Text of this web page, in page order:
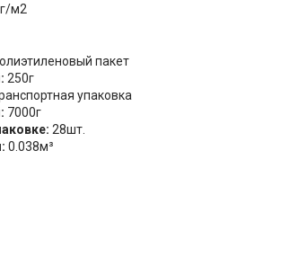
м2
пакет
250г
упаковка
7000г
28шт.
0.038м³